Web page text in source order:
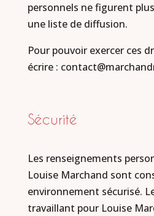
personnels ne figurent
une liste de diffusion.
Pour pouvoir exercer ces
écrire :
Sécurité
Les renseignements
Louise Marchand sont
environnement sécurisé.
travaillant pour Louise